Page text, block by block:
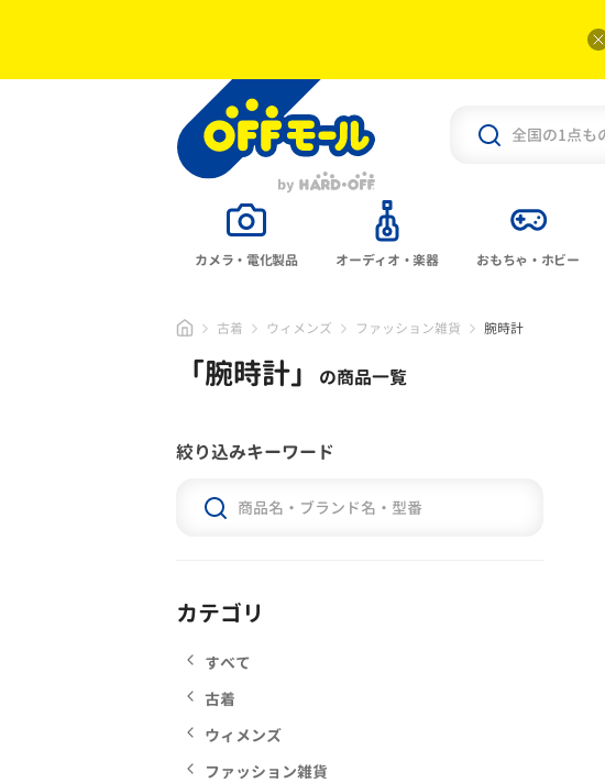
カメラ・電化製品 オーディオ・楽器 おもちゃ・ホビー
古着 ウィメンズ ファッション雑貨 腕時計
「腕時計」 の商品一覧
絞り込みキーワード
カテゴリ
すべて
古着
ウィメンズ
ファッション雑貨